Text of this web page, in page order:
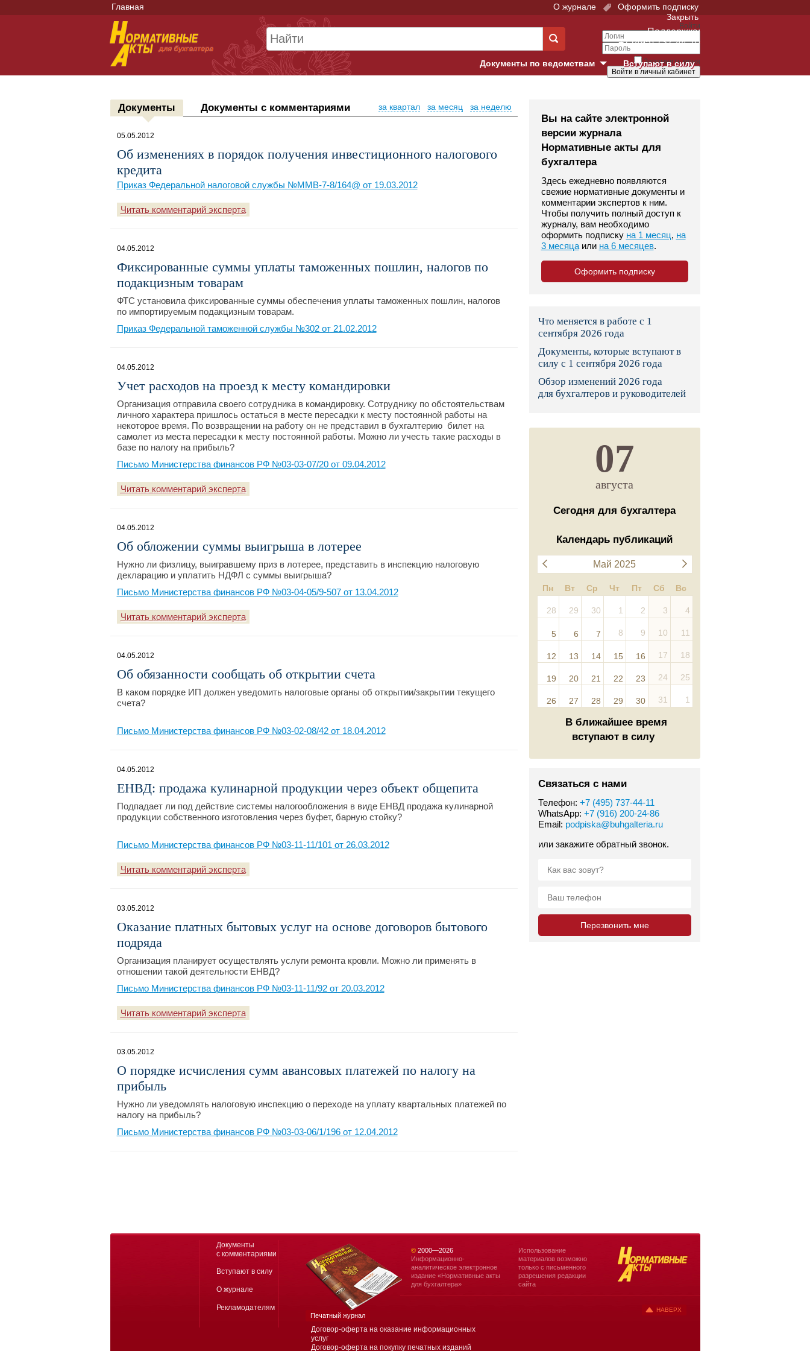
Главная О журнале
Оформить подписку
Закрыть
Войти
Запомнить меня
Поддержка:
+7 (495) 737-44-10
Вступают в силу
Документы по ведомствам
Банк России
Верховный Суд
Гострудинспекция в г. Москве
Конституционный Суд
Пенсионный фонд
Правительство
Социальный фонд России
Суд общей юрисдикции
Федеральная налоговая служба
Фонд социального страхования
Документы Документы с комментариями за неделю
за месяц
за квартал
05.05.2012
Об изменениях в порядок получения инвестиционного налогового
кредита
Приказ Федеральной налоговой службы №ММВ-7-8/164@ от 19.03.2012
Читать комментарий эксперта
04.05.2012
Фиксированные суммы уплаты таможенных пошлин, налогов по
подакцизным товарам
ФТС установила фиксированные суммы обеспечения уплаты таможенных пошлин, налогов
по импортируемым подакцизным товарам.
Приказ Федеральной таможенной службы №302 от 21.02.2012
04.05.2012
Учет расходов на проезд к месту командировки
Организация отправила своего сотрудника в командировку. Сотруднику по обстоятельствам
личного характера пришлось остаться в месте пересадки к месту постоянной работы на
некоторое время. По возвращении на работу он не представил в бухгалтерию билет на
самолет из места пересадки к месту постоянной работы. Можно ли учесть такие расходы в
базе по налогу на прибыль?
Письмо Министерства финансов РФ №03-03-07/20 от 09.04.2012
Читать комментарий эксперта
04.05.2012
Об обложении суммы выигрыша в лотерее
Нужно ли физлицу, выигравшему приз в лотерее, представить в инспекцию налоговую
декларацию и уплатить НДФЛ с суммы выигрыша?
Письмо Министерства финансов РФ №03-04-05/9-507 от 13.04.2012
Читать комментарий эксперта
04.05.2012
Об обязанности сообщать об открытии счета
В каком порядке ИП должен уведомить налоговые органы об открытии/закрытии текущего
счета?
Письмо Министерства финансов РФ №03-02-08/42 от 18.04.2012
04.05.2012
ЕНВД: продажа кулинарной продукции через объект общепита
Подпадает ли под действие системы налогообложения в виде ЕНВД продажа кулинарной
продукции собственного изготовления через буфет, барную стойку?
Письмо Министерства финансов РФ №03-11-11/101 от 26.03.2012
Читать комментарий эксперта
03.05.2012
Оказание платных бытовых услуг на основе договоров бытового
подряда
Организация планирует осуществлять услуги ремонта кровли. Можно ли применять в
отношении такой деятельности ЕНВД?
Письмо Министерства финансов РФ №03-11-11/92 от 20.03.2012
Читать комментарий эксперта
03.05.2012
О порядке исчисления сумм авансовых платежей по налогу на
прибыль
Нужно ли уведомлять налоговую инспекцию о переходе на уплату квартальных платежей по
налогу на прибыль?
Письмо Министерства финансов РФ №03-03-06/1/196 от 12.04.2012
Вы на сайте электронной
версии журнала
Нормативные акты для
бухгалтера
Здесь ежедневно появляются
свежие нормативные документы и
комментарии экспертов к ним.
Чтобы получить полный доступ к
журналу, вам необходимо
оформить подписку на 1 месяц, на
3 месяцаили на 6 месяцев.
Оформить подписку
Что меняется в работе с 1
сентября 2026 года
Документы, которые вступают в
силу с 1 сентября 2026 года
Обзор изменений 2026 года
для бухгалтеров и руководителей
07
августа
Сегодня для бухгалтера
Календарь публикаций
Май 2025
Пн Вт Ср Чт Пт Сб Вс
28 29 30 1 2 3 4
5 6 7 8 9 10 11
12 13 14 15 16 17 18
19 20 21 22 23 24 25
26 27 28 29 30 31 1
В ближайшее время
вступают в силу
Связаться с нами
Телефон: +7 (495) 737-44-11
WhatsApp: +7 (916) 200-24-86
Email: podpiska@buhgalteria.ru
или закажите обратный звонок.
Договор-оферта на оказание информационных
услуг
Договор-оферта на покупку печатных изданий
Документы
с комментариями
Вступают в силу
О журнале
Рекламодателям
Печатный журнал
©2000—2026
Информационно-
аналитическое электронное
издание «Нормативные акты
для бухгалтера»
Использование
материалов возможно
только с письменного
разрешения редакции
сайта
НАВЕРХ